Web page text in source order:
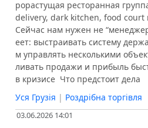
рорастущая ресторанная
delivery, dark kitchen, food court
Сейчас нам нужен не
еет: выстраивать систему
м управлять несколькими
ливать продажи и прибыль
в кризисе ️ Что предстоит дела
Уся Грузія | Роздрібна торгівля
03.06.2026 14:01